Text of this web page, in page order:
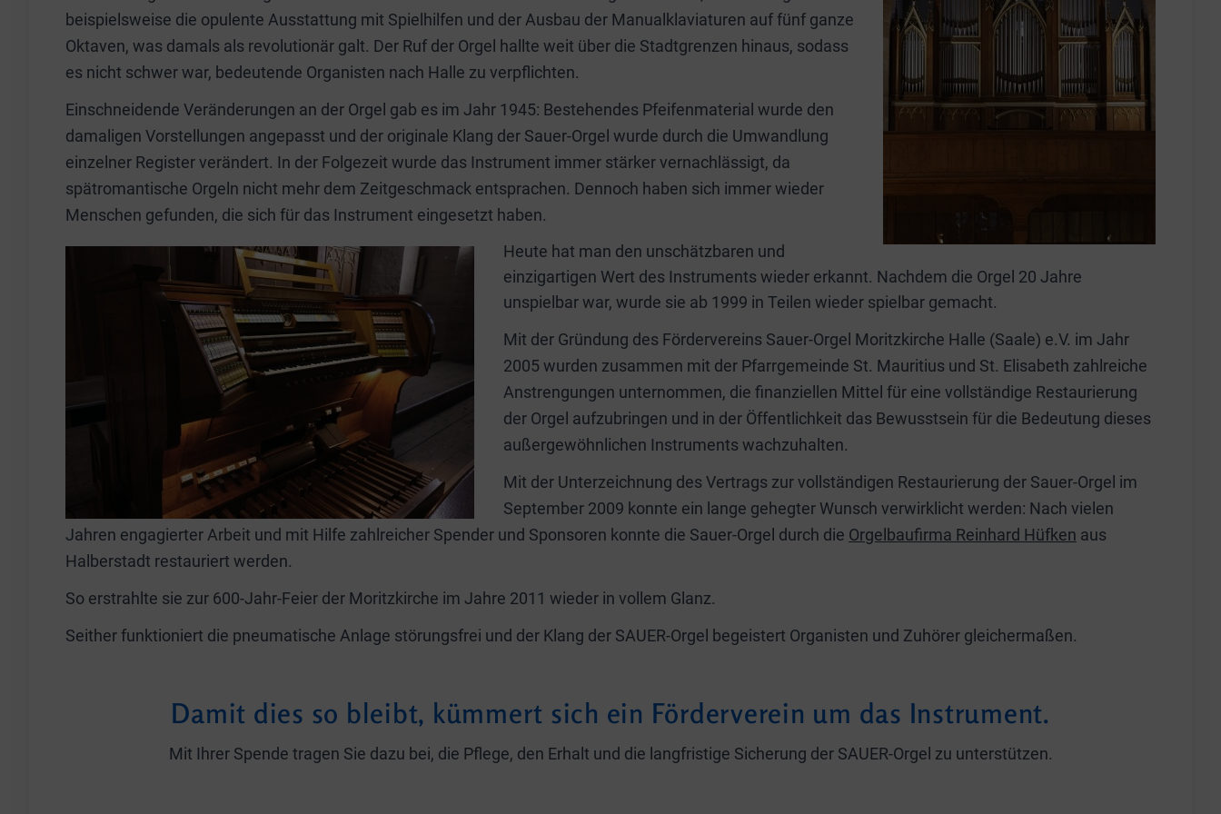
beispielsweise die opulente Ausstattung mit Spielhilfen und der Ausbau der Manualklaviaturen auf fünf ganze
Oktaven, was damals als revolutionär galt. Der Ruf der Orgel hallte weit über die Stadtgrenzen hinaus, sodass
es nicht schwer war, bedeutende Organisten nach Halle zu verpflichten.
Einschneidende Veränderungen an der Orgel gab es im Jahr 1945: Bestehendes Pfeifenmaterial wurde den
damaligen Vorstellungen angepasst und der originale Klang der Sauer-Orgel wurde durch die Umwandlung
einzelner Register verändert. In der Folgezeit wurde das Instrument immer stärker vernachlässigt, da
spätromantische Orgeln nicht mehr dem Zeitgeschmack entsprachen. Dennoch haben sich immer wieder
Menschen gefunden, die sich für das Instrument eingesetzt haben.
Heute hat man den unschätzbaren und
einzigartigen Wert des Instruments wieder erkannt. Nachdem die Orgel 20 Jahre
unspielbar war, wurde sie ab 1999 in Teilen wieder spielbar gemacht.
Mit der Gründung des Fördervereins Sauer-Orgel Moritzkirche Halle (Saale) e.V. im Jahr
2005 wurden zusammen mit der Pfarrgemeinde St. Mauritius und St. Elisabeth zahlreiche
Anstrengungen unternommen, die finanziellen Mittel für eine vollständige Restaurierung
der Orgel aufzubringen und in der Öffentlichkeit das Bewusstsein für die Bedeutung dieses
außergewöhnlichen Instruments wachzuhalten.
Mit der Unterzeichnung des Vertrags zur vollständigen Restaurierung der Sauer-Orgel im
September 2009 konnte ein lange gehegter Wunsch verwirklicht werden: Nach vielen
Jahren engagierter Arbeit und mit Hilfe zahlreicher Spender und Sponsoren konnte die Sauer-Orgel durch die Orgelbaufirma Reinhard Hüfken aus
Halberstadt restauriert werden.
So erstrahlte sie zur 600-Jahr-Feier der Moritzkirche im Jahre 2011 wieder in vollem Glanz.
Seither funktioniert die pneumatische Anlage störungsfrei und der Klang der SAUER-Orgel begeistert Organisten und Zuhörer gleichermaßen.
Damit dies so bleibt, kümmert sich ein Förderverein um das Instrument.
Mit Ihrer Spende tragen Sie dazu bei, die Pflege, den Erhalt und die langfristige Sicherung der SAUER-Orgel zu unterstützen.